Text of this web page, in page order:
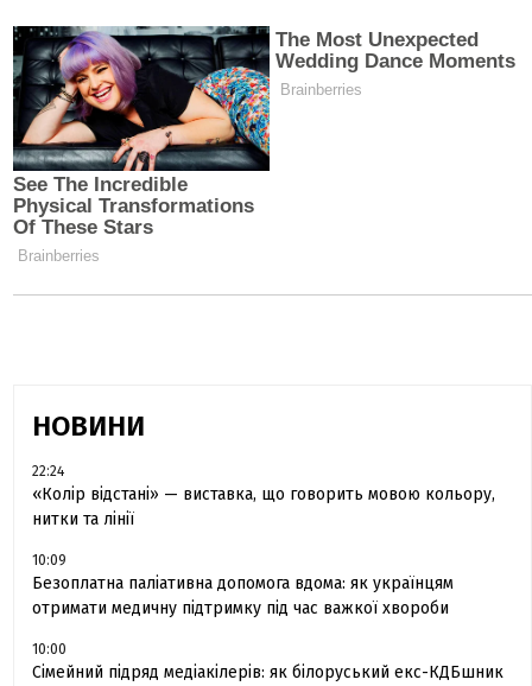
НОВИНИ
22:24
«Колір відстані» — виставка, що говорить мовою кольору,
нитки та лінії
10:09
Безоплатна паліативна допомога вдома: як українцям
отримати медичну підтримку під час важкої хвороби
10:00
Сімейний підряд медіакілерів: як білоруський екс-КДБшник